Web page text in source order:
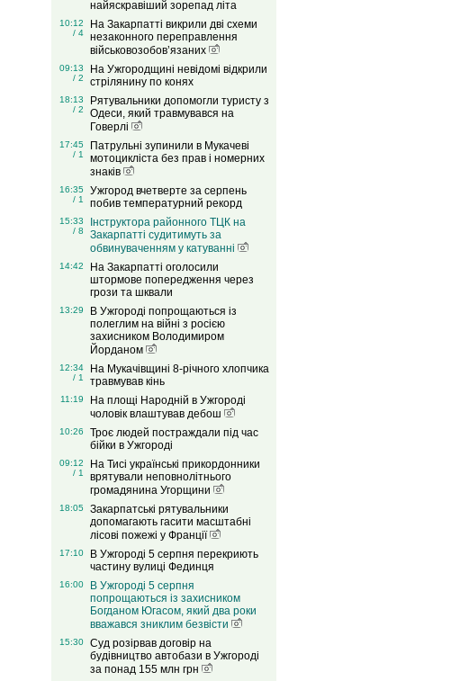
найяскравіший зорепад літа
10:12
/ 4
На Закарпатті викрили дві схеми
незаконного переправлення
військовозобов’язаних
09:13
/ 2
На Ужгородщині невідомі відкрили
стрілянину по конях
18:13
/ 2
Рятувальники допомогли туристу з
Одеси, який травмувався на
Говерлі
17:45
/ 1
Патрульні зупинили в Мукачеві
мотоцикліста без прав і номерних
знаків
16:35
/ 1
Ужгород вчетверте за серпень
побив температурний рекорд
15:33
/ 8
Інструктора районного ТЦК на
Закарпатті судитимуть за
обвинуваченням у катуванні
14:42
На Закарпатті оголосили
штормове попередження через
грози та шквали
13:29
В Ужгороді попрощаються із
полеглим на війні з росією
захисником Володимиром
Йорданом
12:34
/ 1
На Мукачівщині 8-річного хлопчика
травмував кінь
11:19
На площі Народній в Ужгороді
чоловік влаштував дебош
10:26
Троє людей постраждали під час
бійки в Ужгороді
09:12
/ 1
На Тисі українські прикордонники
врятували неповнолітнього
громадянина Угорщини
18:05
Закарпатські рятувальники
допомагають гасити масштабні
лісові пожежі у Франції
17:10
В Ужгороді 5 серпня перекриють
частину вулиці Фединця
16:00
В Ужгороді 5 серпня
попрощаються із захисником
Богданом Югасом, який два роки
вважався зниклим безвісти
15:30
Суд розірвав договір на
будівництво автобази в Ужгороді
за понад 155 млн грн